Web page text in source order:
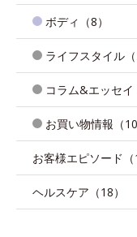
ボディ（8）
ライフスタイル（
コラム&エッセイ
お買い物情報（10
お客様エピソード（
ヘルスケア（18）